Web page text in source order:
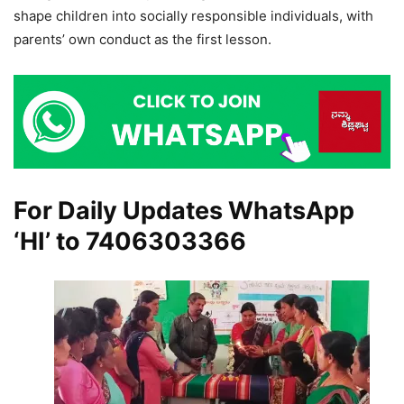
shape children into socially responsible individuals, with
parents’ own conduct as the first lesson.
For Daily Updates WhatsApp
‘HI’ to 7406303366